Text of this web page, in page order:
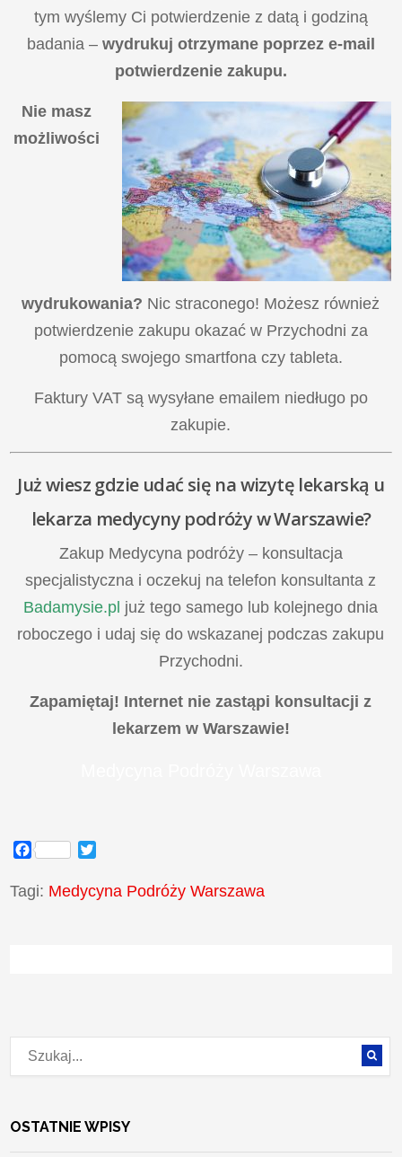
tym wyślemy Ci potwierdzenie z datą i godziną
badania – wydrukuj otrzymane poprzez e-mail
potwierdzenie zakupu.
Nie masz
możliwości
wydrukowania? Nic straconego! Możesz również
potwierdzenie zakupu okazać w Przychodni za
pomocą swojego smartfona czy tableta.
Faktury VAT są wysyłane emailem niedługo po
zakupie.
Już wiesz gdzie udać się nawizytę lekarską u
lekarza medycyny podróżyw Warszawie?
Zakup Medycyna podróży – konsultacja
specjalistyczna i oczekuj na telefon konsultanta z
Badamysie.pl już tego samego lub kolejnego dnia
roboczego i udaj się do wskazanej podczas zakupu
Przychodni.
Zapamiętaj! Internet nie zastąpi konsultacji z
lekarzem w Warszawie!
Facebook
Tagi: Medycyna Podróży Warszawa
OSTATNIE WPISY